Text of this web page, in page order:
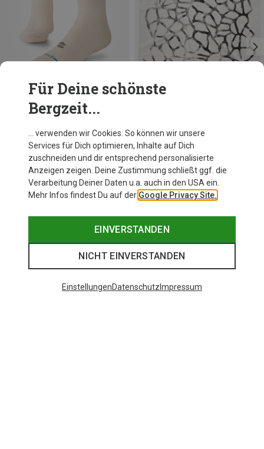
Du sparst 35%
Salomon
Gravel GFX Bandana
39,95 €
Für Deine schönste
Bergzeit...
… verwenden wir Cookies. So können wir unsere
Services für Dich optimieren, Inhalte auf Dich
zuschneiden und dir entsprechend personalisierte
Anzeigen zeigen. Deine Zustimmung schließt ggf. die
Verarbeitung Deiner Daten u.a. auch in den USA ein.
Mehr Infos findest Du auf der Google Privacy Site.
EINVERSTANDEN
NICHT EINVERSTANDEN
EinstellungenDatenschutz Impressum